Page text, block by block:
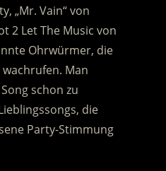
„Mr. Vain“ von
2 Let The Music von
Ohrwürmer, die
Man
schon zu
die
Party-Stimmung